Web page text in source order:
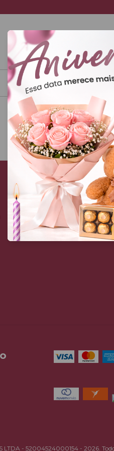
Personalizados
Não temos
Datas Especiais
LTDA - 52004524000154 - 2026.